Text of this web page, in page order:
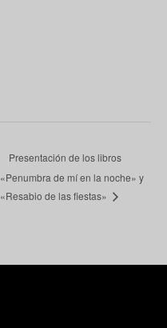
Presentación de los libros
«Penumbra de mí en la noche» y
«Resabio de las fiestas»